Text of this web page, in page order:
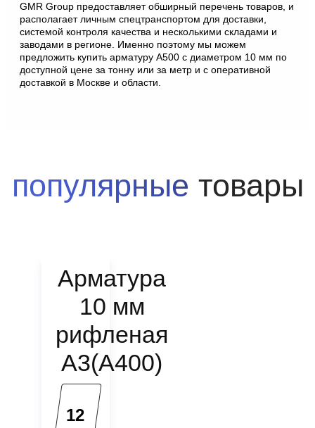
GMR Group предоставляет обширный перечень товаров, и
располагает личным спецтранспортом для доставки,
системой контроля качества и несколькими складами и
заводами в регионе. Именно поэтому мы можем
предложить купить арматуру А500 с диаметром 10 мм по
доступной цене за тонну или за метр и с оперативной
доставкой в Москве и области.
популярные товары
Арматура
10 мм
рифленая
А3(А400)
12